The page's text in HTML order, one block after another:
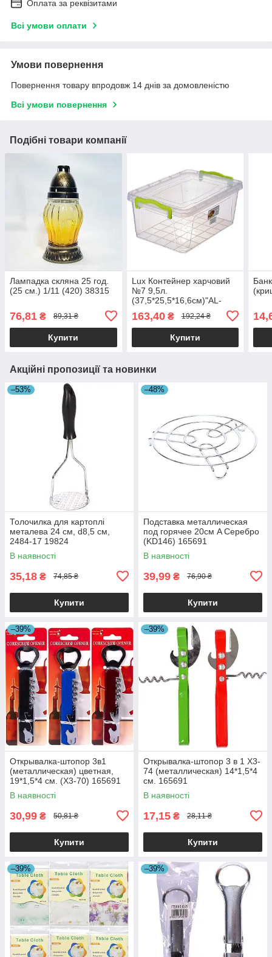
Оплата за реквізитами
Всі умови оплати
Умови повернення
Повернення товару впродовж 14 днів за домовленістю
Всі умови повернення
Подібні товари компанії
Лампадка скляна 25 год.
(25 см.) 1/11 (420) 38315
76,81 ₴ 89,31 ₴
Купити
Lux Контейнер харчовий
№7 9,5л.
(37,5*25,5*16,6см)"AL-
163,40₴ 192,24 ₴
Купити
Акційні пропозиції та новинки
–53%
Толочилка для картоплі
металева 24 см, d8,5 см,
2484-17 19824
В наявності
35,18 ₴ 74,85 ₴
Купити
–48%
Подставка металлическая
под горячее 20см A Серебро
(KD146) 165691
В наявності
39,99 ₴ 76,90 ₴
Купити
–39%
Открывалка-штопор 3в1
(металлическая) цветная,
19*1,5*4 см. (X3-70) 165691
В наявності
30,99 ₴ 50,81 ₴
Купити
–39%
Открывалка-штопор 3 в 1 X3-
74 (металлическая) 14*1,5*4
см. 165691
В наявності
17,15 ₴ 28,11 ₴
Купити
–39% –39%